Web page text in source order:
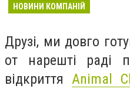
НОВИНИ КОМПАНІЙ
Друзі, ми довго
от нарешті раді
відкриттяAnimal